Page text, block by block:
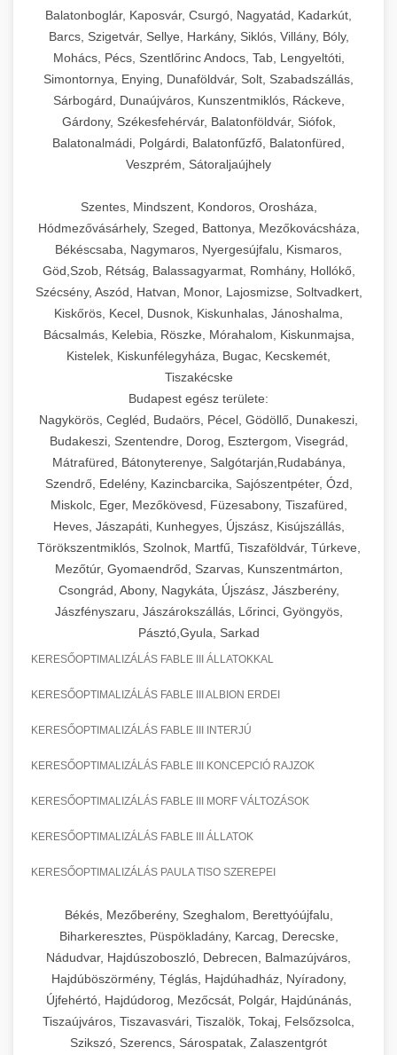
Balatonboglár, Kaposvár, Csurgó, Nagyatád, Kadarkút,
Barcs, Szigetvár, Sellye, Harkány, Siklós, Villány, Bóly,
Mohács, Pécs, Szentlőrinc Andocs, Tab, Lengyeltóti,
Simontornya, Enying, Dunaföldvár, Solt, Szabadszállás,
Sárbogárd, Dunaújváros, Kunszentmiklós, Ráckeve,
Gárdony, Székesfehérvár, Balatonföldvár, Siófok,
Balatonalmádi, Polgárdi, Balatonfűzfő, Balatonfüred,
Veszprém, Sátoraljaújhely
Szentes, Mindszent, Kondoros, Orosháza,
Hódmezővásárhely, Szeged, Battonya, Mezőkovácsháza,
Békéscsaba, Nagymaros, Nyergesújfalu, Kismaros,
Göd,Szob, Rétság, Balassagyarmat, Romhány, Hollókő,
Szécsény, Aszód, Hatvan, Monor, Lajosmizse, Soltvadkert,
Kiskőrös, Kecel, Dusnok, Kiskunhalas, Jánoshalma,
Bácsalmás, Kelebia, Röszke, Mórahalom, Kiskunmajsa,
Kistelek, Kiskunfélegyháza, Bugac, Kecskemét,
Tiszakécske
Budapest egész területe:
Nagykörös, Cegléd, Budaörs, Pécel, Gödöllő, Dunakeszi,
Budakeszi, Szentendre, Dorog, Esztergom, Visegrád,
Mátrafüred, Bátonyterenye, Salgótarján,Rudabánya,
Szendrő, Edelény, Kazincbarcika, Sajószentpéter, Ózd,
Miskolc, Eger, Mezőkövesd, Füzesabony, Tiszafüred,
Heves, Jászapáti, Kunhegyes, Újszász, Kisújszállás,
Törökszentmiklós, Szolnok, Martfű, Tiszaföldvár, Túrkeve,
Mezőtúr, Gyomaendrőd, Szarvas, Kunszentmárton,
Csongrád, Abony, Nagykáta, Újszász, Jászberény,
Jászfényszaru, Jászárokszállás, Lőrinci, Gyöngyös,
Pásztó,Gyula, Sarkad
KERESŐOPTIMALIZÁLÁS FABLE III ÁLLATOKKAL
KERESŐOPTIMALIZÁLÁS FABLE III ALBION ERDEI
KERESŐOPTIMALIZÁLÁS FABLE III INTERJÚ
KERESŐOPTIMALIZÁLÁS FABLE III KONCEPCIÓ RAJZOK
KERESŐOPTIMALIZÁLÁS FABLE III MORF VÁLTOZÁSOK
KERESŐOPTIMALIZÁLÁS FABLE III ÁLLATOK
KERESŐOPTIMALIZÁLÁS PAULA TISO SZEREPEI
Békés, Mezőberény, Szeghalom, Berettyóújfalu,
Biharkeresztes, Püspökladány, Karcag, Derecske,
Nádudvar, Hajdúszoboszló, Debrecen, Balmazújváros,
Hajdúböszörmény, Téglás, Hajdúhadház, Nyíradony,
Újfehértó, Hajdúdorog, Mezőcsát, Polgár, Hajdúnánás,
Tiszaújváros, Tiszavasvári, Tiszalök, Tokaj, Felsőzsolca,
Szikszó, Szerencs, Sárospatak, Zalaszentgrót